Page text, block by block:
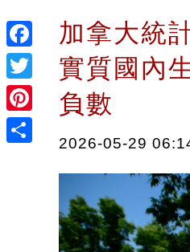
Facebook
Twitter
Pinterest
加拿大統
實質國內
負數
2026-05-29